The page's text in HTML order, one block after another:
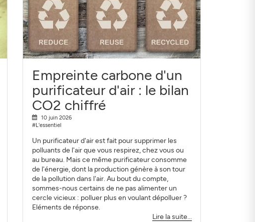
Empreinte carbone d'un
purificateur d'air : le bilan
CO2 chiffré
10 juin 2026
#L'essentiel
Un purificateur d'air est fait pour supprimer les
polluants de l'air que vous respirez, chez vous ou
au bureau. Mais ce même purificateur consomme
de l'énergie, dont la production génère à son tour
de la pollution dans l'air. Au bout du compte,
sommes-nous certains de ne pas alimenter un
cercle vicieux : polluer plus en voulant dépolluer ?
Eléments de réponse.
Lire la suite...